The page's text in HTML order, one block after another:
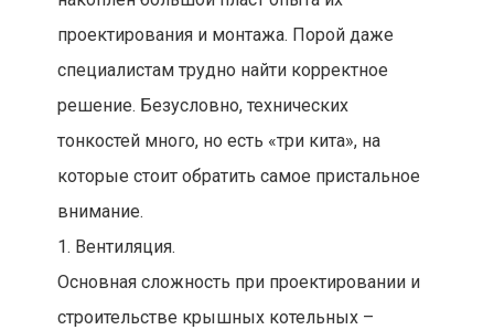
проектирования и монтажа. Порой даже
специалистам трудно найти корректное
решение. Безусловно, технических
тонкостей много, но есть «три кита», на
которые стоит обратить самое пристальное
внимание.
1. Вентиляция.
Основная сложность при проектировании и
строительстве крышных котельных –